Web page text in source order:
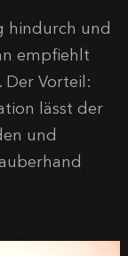
hindurch und
empfiehlt
Der Vorteil:
lässt der
und